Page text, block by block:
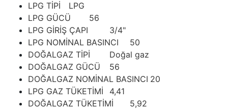
LPG TİPİ
LPG
LPG GÜCÜ
56
LPG GİRİŞ ÇAPI
3/4"
LPG NOMİNAL BASINCI
50
DOĞALGAZ TİPİ
Doğal gaz
DOĞALGAZ GÜCÜ
56
DOĞALGAZ NOMİNAL BASINCI 20
LPG GAZ TÜKETİMİ
4,41
DOĞALGAZ TÜKETİMİ
5,92